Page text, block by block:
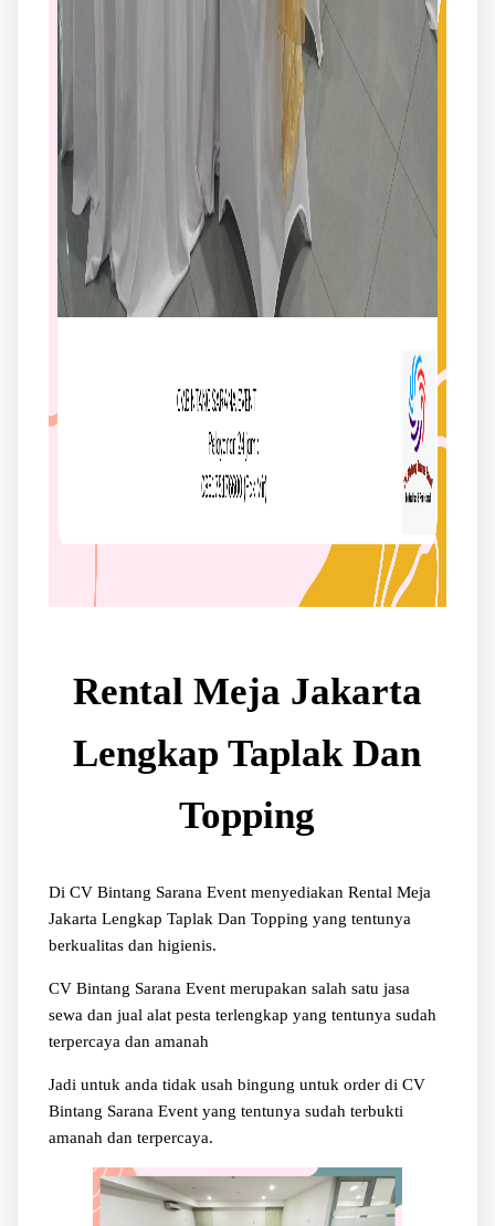
Rental Meja Jakarta
Lengkap Taplak Dan
Topping
Di CV Bintang Sarana Event menyediakan Rental Meja
Jakarta Lengkap Taplak Dan Topping yang tentunya
berkualitas dan higienis.
CV Bintang Sarana Event merupakan salah satu jasa
sewa dan jual alat pesta terlengkap yang tentunya sudah
terpercaya dan amanah
Jadi untuk anda tidak usah bingung untuk order di CV
Bintang Sarana Event yang tentunya sudah terbukti
amanah dan terpercaya.